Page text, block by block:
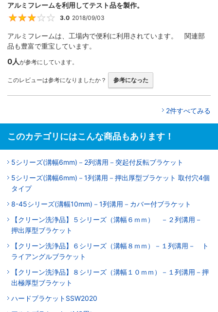
アルミフレームを利用してテスト品を製作。
3
3.0 2018/09/03
アルミフレームは、工場内で便利に利用されています。 関連部
品も豊富で重宝しています。
0人が参考にしています。
このレビューは参考になりましたか？ 参考になった
2件すべてみる
このカテゴリにはこんな商品もあります！
5シリーズ(溝幅6mm)－2列溝用－突起付反転ブラケット
5シリーズ(溝幅6mm)－1列溝用－押出厚型ブラケット 取付穴4個
タイプ
8-45シリーズ(溝幅10mm)－1列溝用－カバー付ブラケット
【クリーン洗浄品】５シリーズ（溝幅６ｍｍ） －２列溝用－
押出厚型ブラケット
【クリーン洗浄品】６シリーズ（溝幅８ｍｍ）－１列溝用－ ト
ライアングルブラケット
【クリーン洗浄品】８シリーズ（溝幅１０ｍｍ）－１列溝用－押
出極厚型ブラケット
ハードブラケットSSW2020